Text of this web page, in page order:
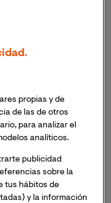
pilares
a ayudar a los
y escolar del
de estas
familias,
en distintos
destinadas a
de acogida. El
propias y de
de las de otros
para analizar el
analíticos.
publicidad
sobre la
tus hábitos de
y la información